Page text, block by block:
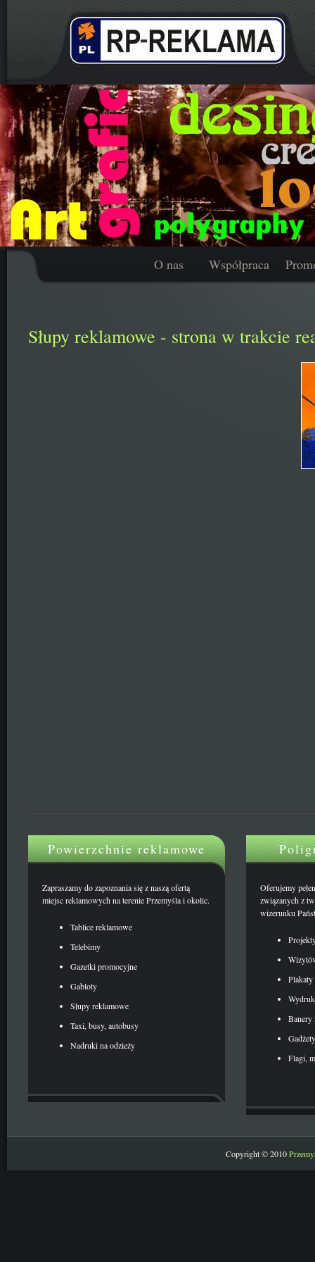
O nas Współpraca
Słupy reklamowe - strona w trakcie
Powierzchnie reklamowe
Zapraszamy do zapoznania się z naszą ofertą
miejsc reklamowych na terenie Przemyśla i okolic.
Tablice reklamowe
Telebimy
Gazetki promocyjne
Gabloty
Słupy reklamowe
Taxi, busy, autobusy
Nadruki na odzieży
Oferujemy
związanych z
wizerunku
Plakaty
Flagi,
Copyright © 2010